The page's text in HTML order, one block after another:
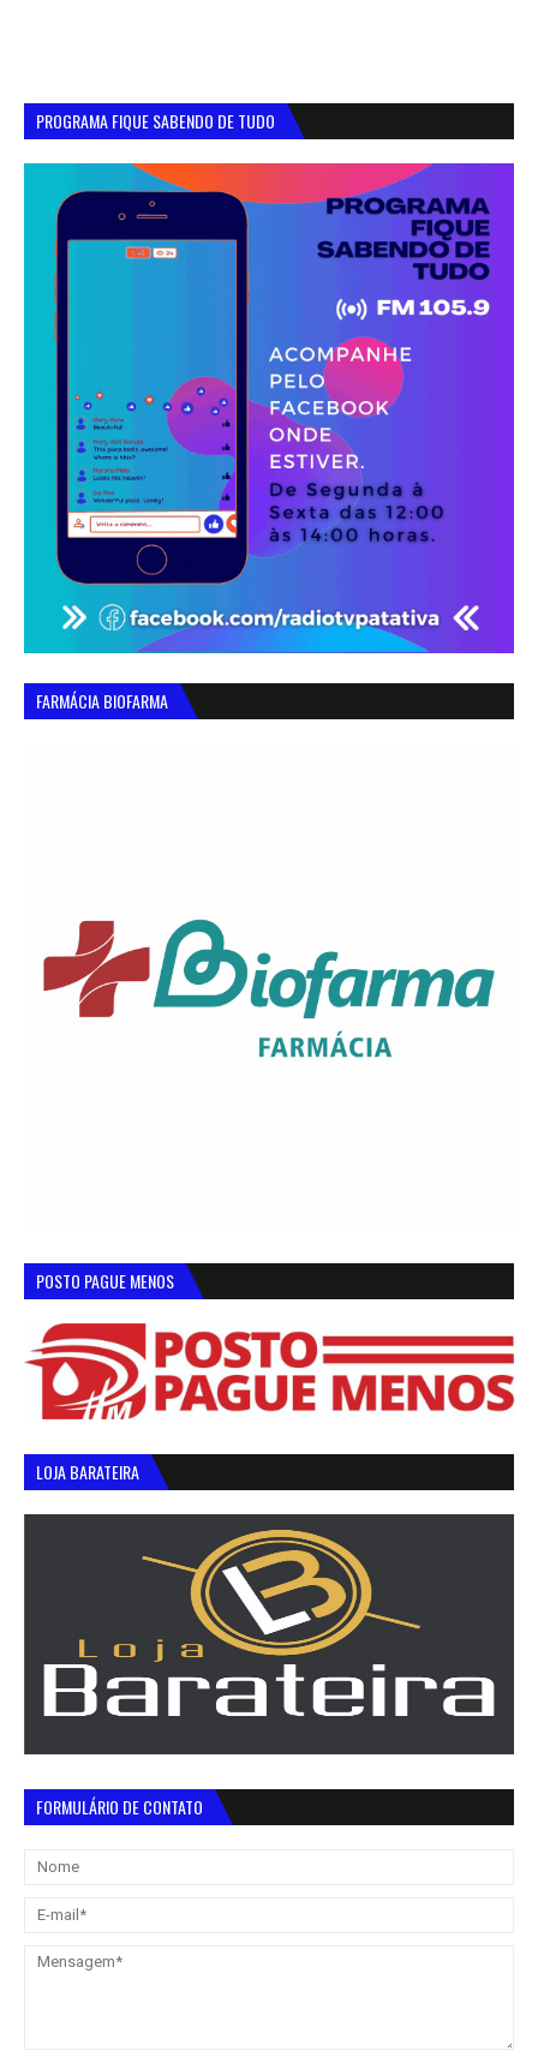
PROGRAMA FIQUE SABENDO DE TUDO
FARMÁCIA BIOFARMA
POSTO PAGUE MENOS
LOJA BARATEIRA
FORMULÁRIO DE CONTATO